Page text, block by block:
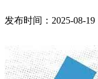
发布时间：2025-08-19